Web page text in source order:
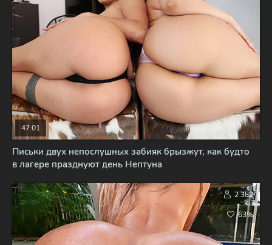
Письки двух непослушных забияк брызжут, как будто
в лагере празднуют день Нептуна
47:01
2 382
63%